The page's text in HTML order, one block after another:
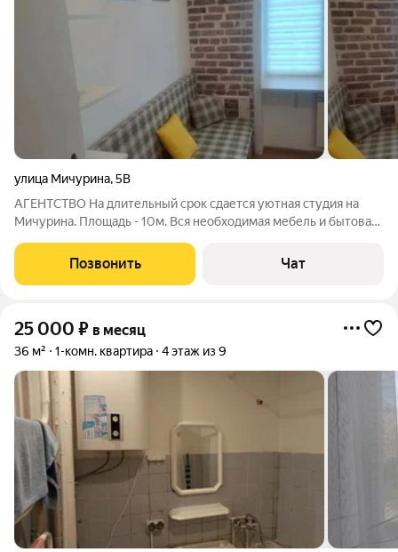
улица Мичурина,5В
АГЕНТСТВО На длительный срок сдается уютная студия на
Мичурина. Площадь - 10м. Вся необходимая мебель и бытовая
Оплата комиссии агента - по факту подписания договора
найма.
Позвонить Чат
25 000 ₽ в месяц
36 м² 1-комн. квартира 4 этаж из 9